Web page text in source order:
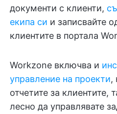
документи с клиенти,
екипа си и записвайте
клиентите в портала
Workzone включва и
управление на проекти,
отчетите за клиентите,
лесно да управлявате